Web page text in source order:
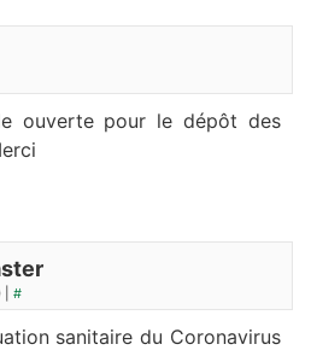
ouverte pour le dépôt des
#
sanitaire du Coronavirus